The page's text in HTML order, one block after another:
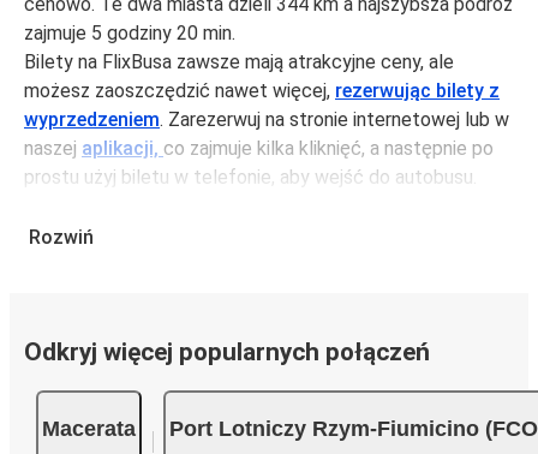
zajmuje 5 godziny 20 min.
Bilety na FlixBusa zawsze mają atrakcyjne ceny, ale
możesz zaoszczędzić nawet więcej, rezerwując bilety z
wyprzedzeniem. Zarezerwuj na stronie internetowej lub w
naszej aplikacji, co zajmuje kilka kliknięć, a następnie po
prostu użyj biletu w telefonie, aby wejść do autobusu.
(FCO) kosztują średnio 261,99 zł, ale możesz kupić bilety
węglowego, podróżuj z FlixBusem.
Podróż na trasie Macerata - Port Lotniczy Rzym-
Fiumicino (FCO)
Rozwiń
Odkryj więcej popularnych połączeń
Macerata Port Lotniczy Rzym-Fiumicino